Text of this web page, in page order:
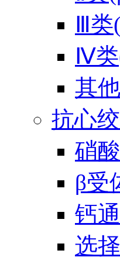
Ⅲ类
Ⅳ类
其
抗心
硝
β受
钙
选